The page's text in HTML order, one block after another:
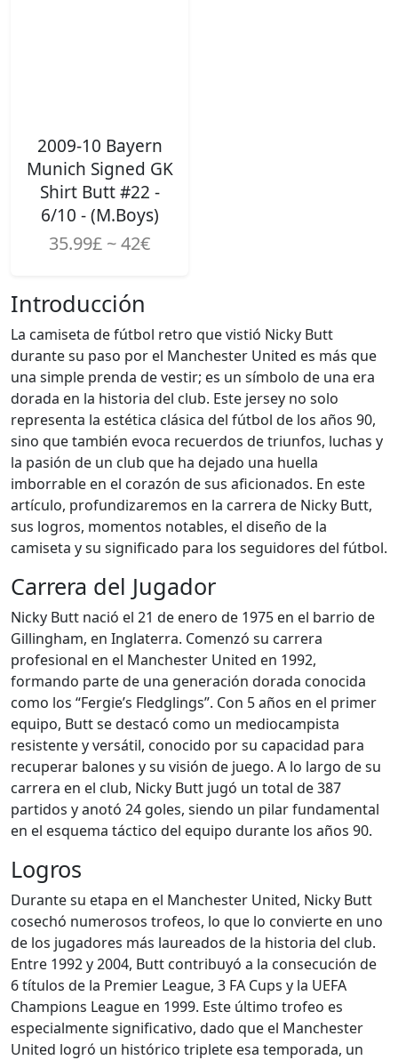
2009-10 Bayern
Munich Signed GK
Shirt Butt #22 -
6/10 - (M.Boys)
35.99£ ~ 42€
Introducción
La camiseta de fútbol retro que vistió Nicky Butt
durante su paso por el Manchester United es más que
una simple prenda de vestir; es un símbolo de una era
dorada en la historia del club. Este jersey no solo
representa la estética clásica del fútbol de los años 90,
sino que también evoca recuerdos de triunfos, luchas y
la pasión de un club que ha dejado una huella
imborrable en el corazón de sus aficionados. En este
artículo, profundizaremos en la carrera de Nicky Butt,
sus logros, momentos notables, el diseño de la
camiseta y su significado para los seguidores del fútbol.
Carrera del Jugador
Nicky Butt nació el 21 de enero de 1975 en el barrio de
Gillingham, en Inglaterra. Comenzó su carrera
profesional en el Manchester United en 1992,
formando parte de una generación dorada conocida
como los “Fergie’s Fledglings”. Con 5 años en el primer
equipo, Butt se destacó como un mediocampista
resistente y versátil, conocido por su capacidad para
recuperar balones y su visión de juego. A lo largo de su
carrera en el club, Nicky Butt jugó un total de 387
partidos y anotó 24 goles, siendo un pilar fundamental
en el esquema táctico del equipo durante los años 90.
Logros
Durante su etapa en el Manchester United, Nicky Butt
cosechó numerosos trofeos, lo que lo convierte en uno
de los jugadores más laureados de la historia del club.
Entre 1992 y 2004, Butt contribuyó a la consecución de
6 títulos de la Premier League, 3 FA Cups y la UEFA
Champions League en 1999. Este último trofeo es
especialmente significativo, dado que el Manchester
United logró un histórico triplete esa temporada, un